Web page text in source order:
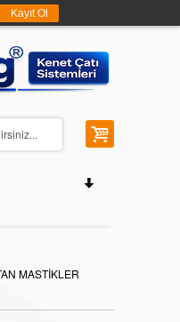
Kayıt Ol
MASTİKLER